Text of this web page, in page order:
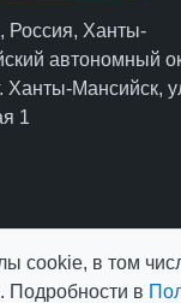
Россия, Ханты-
автономный
Ханты-Мансийск,
1
cookie, в том
Подробности в